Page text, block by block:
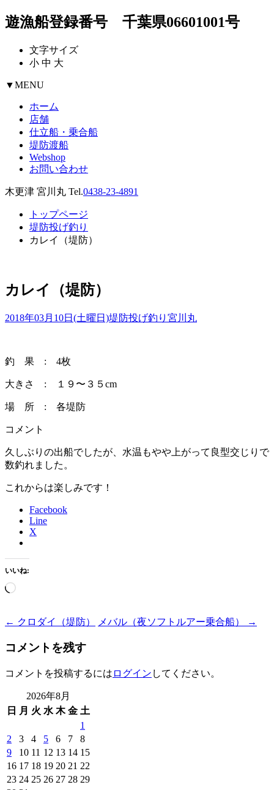
遊漁船登録番号 千葉県06601001号
文字サイズ
小 中 大
▼MENU
ホーム
店舗
仕立船・乗合船
堤防渡船
Webshop
お問い合わせ
木更津 宮川丸 Tel.0438-23-4891
トップページ
堤防投げ釣り
カレイ（堤防）
カレイ（堤防）
2018年03月10日(土曜日)堤防投げ釣り 宮川丸
釣 果 : 4枚
大きさ : １９〜３５cm
場 所 : 各堤防
コメント
久しぶりの出船でしたが、水温もやや上がって良型交じりで
数釣れました。
これからは楽しみです！
Facebook
Line
X
いいね:
読
み
Post
navigation
← クロダイ（堤防） メバル（夜ソフトルアー乗合船） →
コメントを残す
コメントを投稿するには ログイン してください。
2026年8月
日
月 火 水 木 金 土
1
2
3 4 5 6 7
8
9
10 11 12 13 14 15
16 17 18 19 20 21 22
23 24 25 26 27 28 29